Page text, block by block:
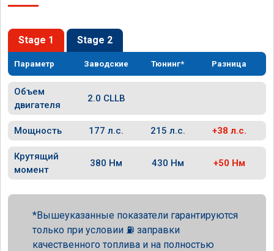
Stage 1 Stage 2
Параметр Заводские Тюнинг* Разница
Объем
двигателя
2.0 CLLB
Мощность 177 л.с. 215 л.с. +38 л.с.
Крутящий
момент
380 Нм 430 Нм +50 Нм
Вышеуказанные показатели гарантируются
только при условии ⛽ заправки
качественного топлива и на полностью